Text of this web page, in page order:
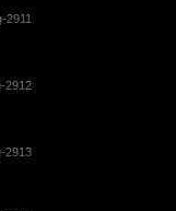
2911
2912
2913